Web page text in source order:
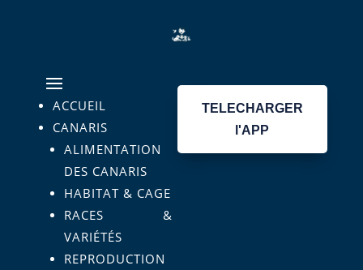
ACCUEIL
CANARIS
ALIMENTATION
DES CANARIS
HABITAT & CAGE
RACES &
VARIÉTÉS
REPRODUCTION
TELECHARGER
l'APP